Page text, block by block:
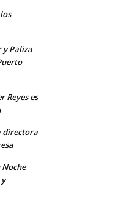
y Paliza
Reyes es
directora